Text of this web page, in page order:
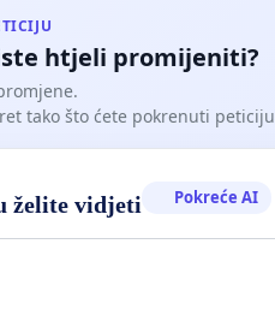
htjeli promijeniti?
tako što ćete pokrenuti
želite vidjeti Pokreće AI